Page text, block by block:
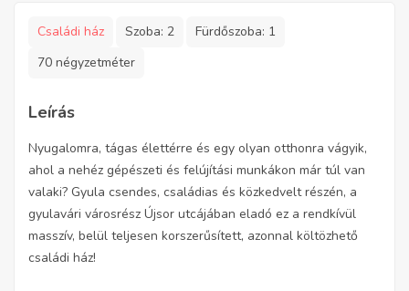
Családi ház Szoba: 2 Fürdőszoba: 1
70 négyzetméter
Leírás
Nyugalomra, tágas élettérre és egy olyan otthonra vágyik,
ahol a nehéz gépészeti és felújítási munkákon már túl van
valaki? Gyula csendes, családias és közkedvelt részén, a
gyulavári városrész Újsor utcájában eladó ez a rendkívül
masszív, belül teljesen korszerűsített, azonnal költözhető
családi ház!